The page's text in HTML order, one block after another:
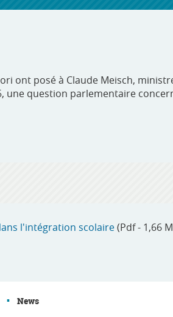
ont posé à Claude Meisch,
une question parlementaire
l'intégration scolaire(Pdf - 1,66
News